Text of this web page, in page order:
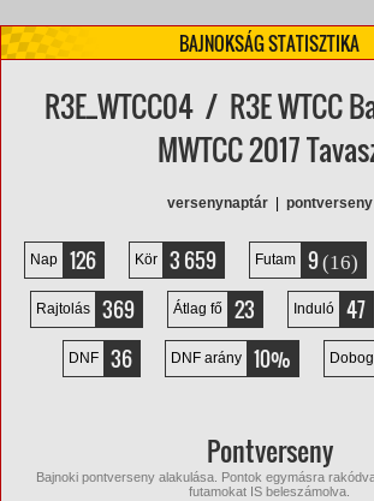
BAJNOKSÁG STATISZTIKA
R3E_WTCC04 / R3E WTCC
MWTCC 2017
versenynaptár| pontverseny
Nap 126 Kör 3 659 Futam 9(16)
Rajtolás 369 Átlag fő 23 Induló 47
DNF 36 DNF arány 10%
Pontverseny
Bajnoki pontverseny alakulása. Pontok egymásra
futamokat IS beleszámolva.